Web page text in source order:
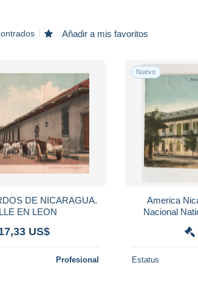
Añadir a mis favoritos
DE NICARAGUA.
EN LEON
US$
Profesional
Nuevo
America
Nacional
Estatus